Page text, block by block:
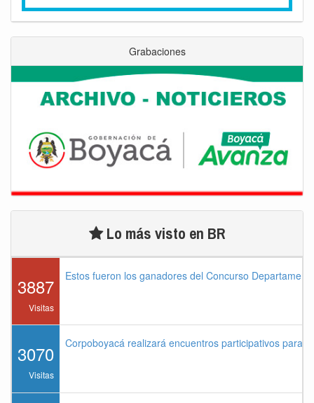
Grabaciones
Lo más visto en BR
3887
Visitas
Estos fueron los ganadores del Concurso
3070
Visitas
Corpoboyacá realizará encuentros participativos para